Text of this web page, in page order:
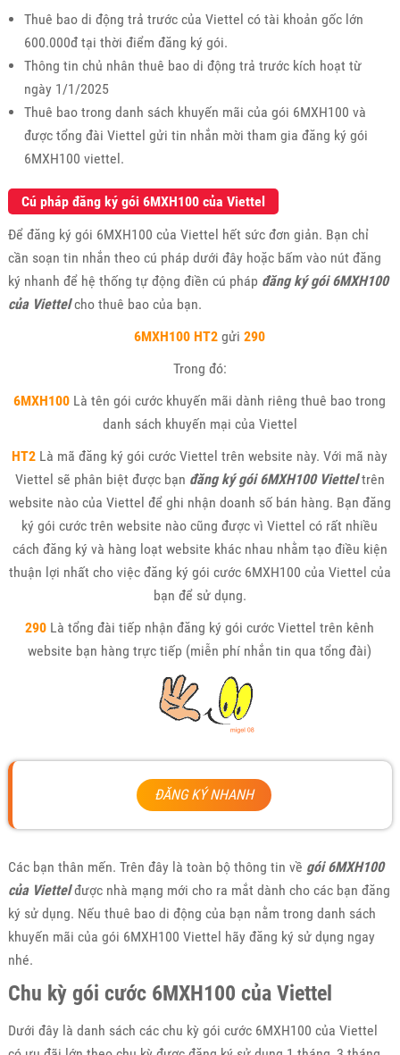
Thuê bao di động trả trước của Viettel có tài khoản gốc lớn
600.000đ tại thời điểm đăng ký gói.
Thông tin chủ nhân thuê bao di động trả trước kích hoạt từ
ngày 1/1/2025
Thuê bao trong danh sách khuyến mãi của gói 6MXH100 và
được tổng đài Viettel gửi tin nhắn mời tham gia đăng ký gói
6MXH100 viettel.
Cú pháp đăng ký gói 6MXH100 của Viettel
Để đăng ký gói 6MXH100 của Viettel hết sức đơn giản. Bạn chỉ
cần soạn tin nhắn theo cú pháp dưới đây hoặc bấm vào nút đăng
ký nhanh để hệ thống tự động điền cú pháp đăng ký gói 6MXH100
của Viettelcho thuê bao của bạn.
6MXH100 HT2 gửi 290
Trong đó:
6MXH100 Là tên gói cước khuyến mãi dành riêng thuê bao trong
danh sách khuyến mại của Viettel
HT2 Là mã đăng ký gói cước Viettel trên website này. Với mã này
Viettel sẽ phân biệt được bạn đăng ký gói 6MXH100 Vietteltrên
website nào của Viettel để ghi nhận doanh số bán hàng. Bạn đăng
ký gói cước trên website nào cũng được vì Viettel có rất nhiều
cách đăng ký và hàng loạt website khác nhau nhằm tạo điều kiện
thuận lợi nhất cho việc đăng ký gói cước 6MXH100 của Viettel của
bạn để sử dụng.
290 Là tổng đài tiếp nhận đăng ký gói cước Viettel trên kênh
website bạn hàng trực tiếp (miễn phí nhắn tin qua tổng đài)
ĐĂNG KÝ NHANH
Các bạn thân mến. Trên đây là toàn bộ thông tin về gói 6MXH100
của Viettelđược nhà mạng mới cho ra mắt dành cho các bạn đăng
ký sử dụng. Nếu thuê bao di động của bạn nằm trong danh sách
khuyến mãi của gói 6MXH100 Viettel hãy đăng ký sử dụng ngay
nhé.
Chu kỳ gói cước 6MXH100 của Viettel
Dưới đây là danh sách các chu kỳ gói cước 6MXH100 của Viettel